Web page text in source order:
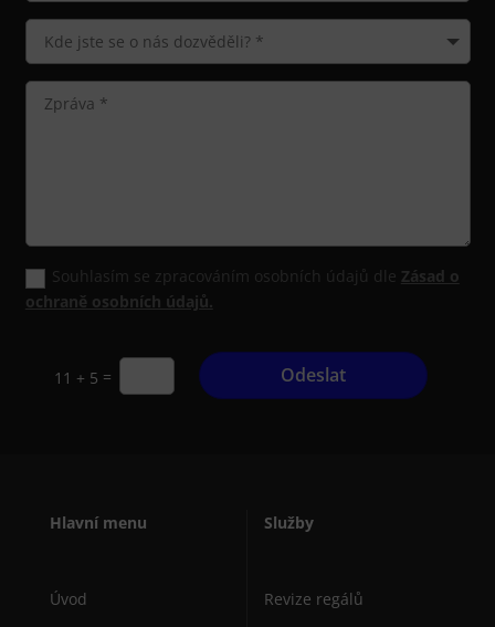
Souhlasím se zpracováním osobních údajů dle Zásad o
ochraně osobních údajů.
11 + 5 = Odeslat
Hlavní menu
Úvod
Služby
Revize regálů